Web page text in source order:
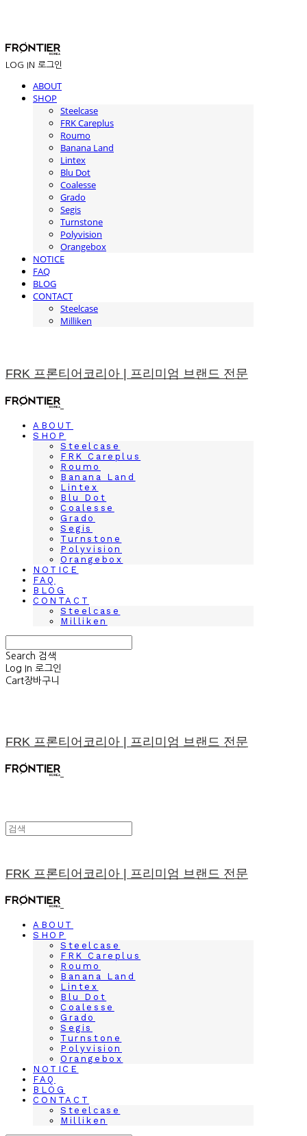
LOG IN 로그인
ABOUT
SHOP
Steelcase
FRK Careplus
Roumo
Banana Land
Lintex
Blu Dot
Coalesse
Grado
Segis
Turnstone
Polyvision
Orangebox
NOTICE
FAQ
BLOG
CONTACT
Steelcase
Milliken
FRK 프론티어코리아 | 프리미엄 브랜드 전문
ABOUT
SHOP
Steelcase
FRK Careplus
Roumo
Banana Land
Lintex
Blu Dot
Coalesse
Grado
Segis
Turnstone
Polyvision
Orangebox
NOTICE
FAQ
BLOG
CONTACT
Steelcase
Milliken
Search 검색
Log In 로그인
Cart장바구니
FRK 프론티어코리아 | 프리미엄 브랜드 전문
FRK 프론티어코리아 | 프리미엄 브랜드 전문
ABOUT
SHOP
Steelcase
FRK Careplus
Roumo
Banana Land
Lintex
Blu Dot
Coalesse
Grado
Segis
Turnstone
Polyvision
Orangebox
NOTICE
FAQ
BLOG
CONTACT
Steelcase
Milliken